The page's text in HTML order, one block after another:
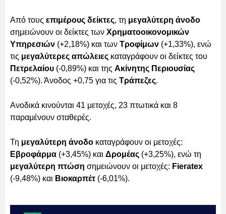
Από τους επιμέρους δείκτες, τη μεγαλύτερη άνοδο
σημειώνουν οι δείκτες των Χρηματοοικονομικών
Υπηρεσιών (+2,18%) και των Τροφίμων (+1,33%), ενώ
τις μεγαλύτερες απώλειες καταγράφουν οι δείκτες του
Πετρελαίου (-0,89%) και της Ακίνητης Περιουσίας
(-0,52%). Άνοδος +0,75 για τις Τράπεζες.
Ανοδικά κινούνται 41 μετοχές, 23 πτωτικά και 8
παραμένουν σταθερές.
Τη μεγαλύτερη άνοδο καταγράφουν οι μετοχές:
Εβροφάρμα (+3,45%) και Δρομέας (+3,25%), ενώ τη
μεγαλύτερη πτώση σημειώνουν οι μετοχές: Fieratex
(-9,48%) και Βιοκαρπέτ (-6,01%).